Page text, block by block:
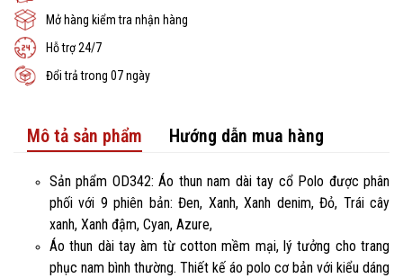
Mở hàng kiểm tra nhận hàng
Hỗ trợ 24/7
Đổi trả trong 07 ngày
Mô tả sản phẩm Hướng dẫn mua hàng
Sản phẩm OD342: Áo thun nam dài tay cổ Polo được phân
phối với 9 phiên bản: Đen, Xanh, Xanh denim, Đỏ, Trái cây
xanh, Xanh đậm, Cyan, Azure,
Áo thun dài tay àm từ cotton mềm mại, lý tưởng cho trang
phục nam bình thường. Thiết kế áo polo cơ bản với kiểu dáng